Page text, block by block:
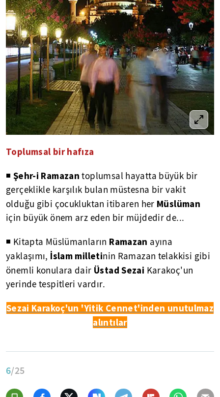
Toplumsal bir hafıza
◾ Şehr-i Ramazan toplumsal hayatta büyük bir
gerçeklikle karşılık bulan müstesna bir vakit
olduğu gibi çocukluktan itibaren her Müslüman
için büyük önem arz eden bir müjdedir de...
◾ Kitapta Müslümanların Ramazan ayına
yaklaşımı, İslam milletinin Ramazan telakkisi gibi
önemli konulara dair Üstad Sezai Karakoç'un
yerinde tespitleri vardır.
Sezai Karakoç'un 'Yitik Cennet'inden unutulmaz
alıntılar
6/25